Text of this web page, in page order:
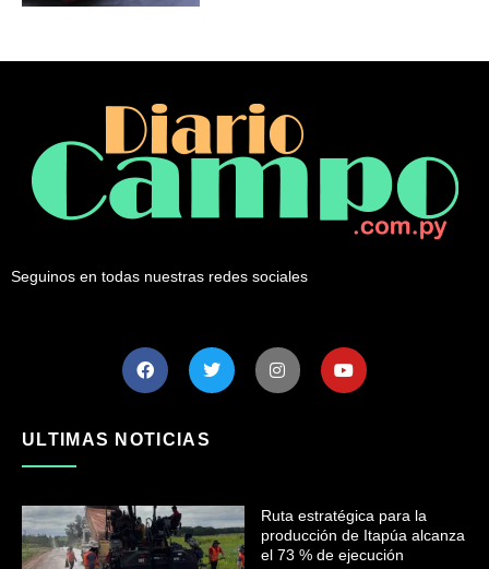
Seguinos en todas nuestras redes sociales
ULTIMAS NOTICIAS
Ruta estratégica para la
producción de Itapúa alcanza
el 73 % de ejecución